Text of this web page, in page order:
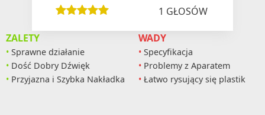
1 GŁOSÓW
ZALETY
Sprawne działanie
Dość Dobry Dźwięk
Przyjazna i Szybka Nakładka
WADY
Specyfikacja
Problemy z Aparatem
Łatwo rysujący się plastik